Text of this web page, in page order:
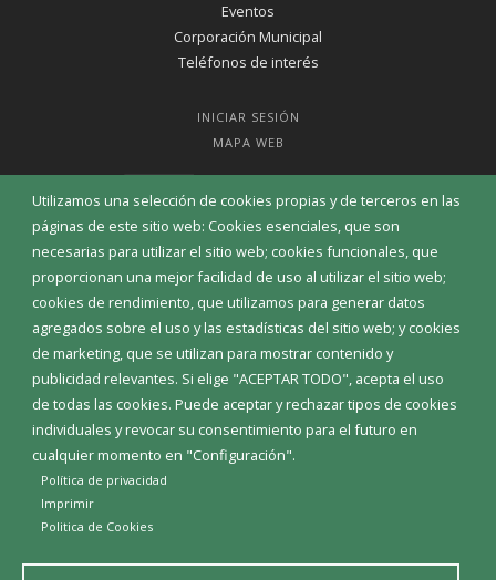
Utilizamos una selección de cookies propias y de terceros en las
páginas de este sitio web: Cookies esenciales, que son
necesarias para utilizar el sitio web; cookies funcionales, que
proporcionan una mejor facilidad de uso al utilizar el sitio web;
cookies de rendimiento, que utilizamos para generar datos
agregados sobre el uso y las estadísticas del sitio web; y cookies
de marketing, que se utilizan para mostrar contenido y
publicidad relevantes. Si elige "ACEPTAR TODO", acepta el uso
de todas las cookies. Puede aceptar y rechazar tipos de cookies
individuales y revocar su consentimiento para el futuro en
cualquier momento en "Configuración".
Política de privacidad
Imprimir
Politica de Cookies
Eventos
Corporación Municipal
Teléfonos de interés
INICIAR SESIÓN
MAPA WEB
Aviso Legal Política de privacidad
Declaración de accesibilidad